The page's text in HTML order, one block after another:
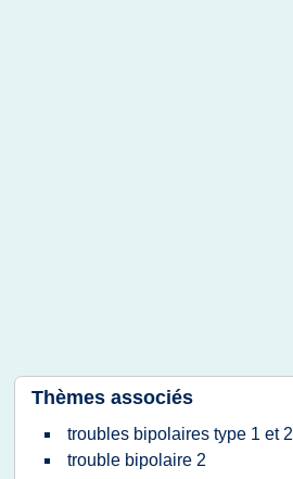
Thèmes associés
troubles bipolaires type 1 et 2
trouble bipolaire 2